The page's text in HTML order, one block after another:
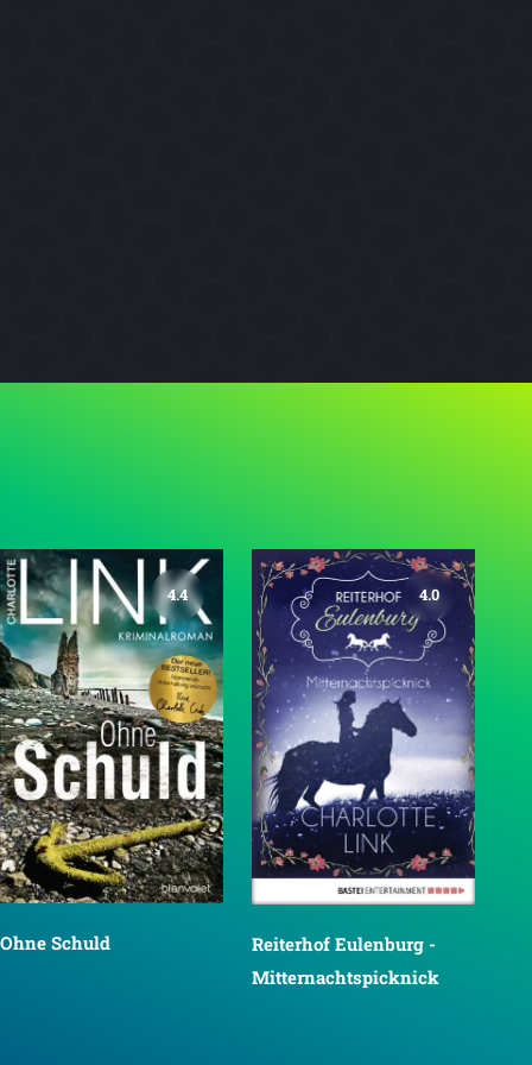
4.4
Ohne Schuld
4.0
Reiterhof Eulenburg -
Mitternachtspicknick